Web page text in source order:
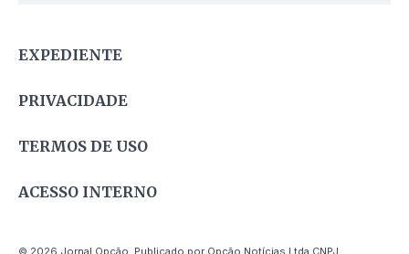
EXPEDIENTE
PRIVACIDADE
TERMOS DE USO
ACESSO INTERNO